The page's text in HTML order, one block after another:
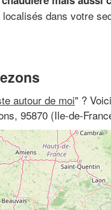
dans votre
autour de moi" ?
95870 (Ile-de-